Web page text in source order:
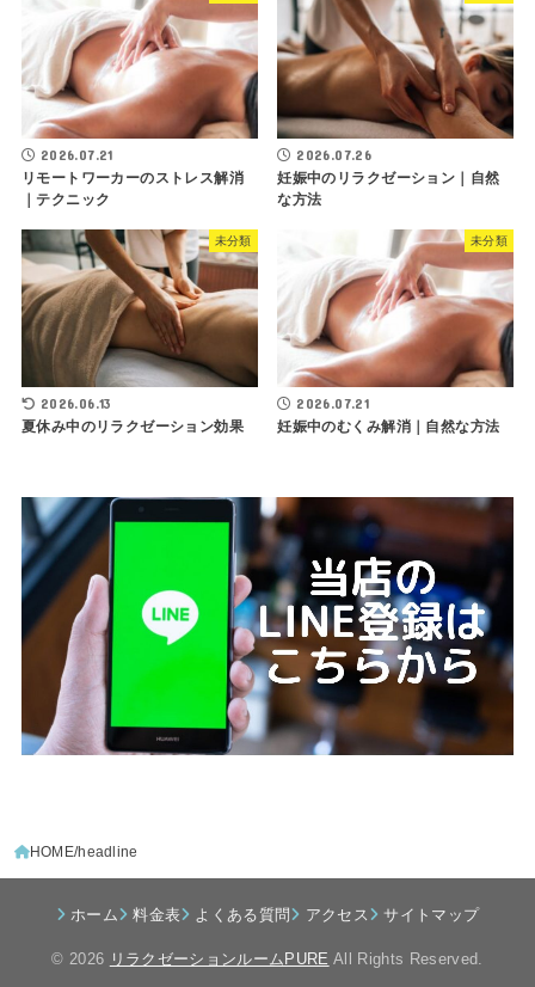
2026.07.21
リモートワーカーのストレス解消
｜テクニック
2026.07.26
妊娠中のリラクゼーション｜自然
な方法
未分類
2026.06.13
夏休み中のリラクゼーション効果
未分類
2026.07.21
妊娠中のむくみ解消｜自然な方法
HOME headline
ホーム 料金表 よくある質問 アクセス サイトマップ
© 2026 リラクゼーションルームPURE All Rights Reserved.